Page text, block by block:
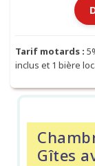
Tarif motards :
inclus et 1 bière
Gîtes